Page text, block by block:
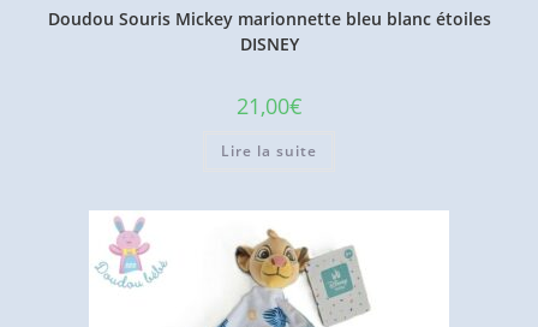
Doudou Souris Mickey marionnette bleu blanc étoiles
DISNEY
21,00€
Lire la suite